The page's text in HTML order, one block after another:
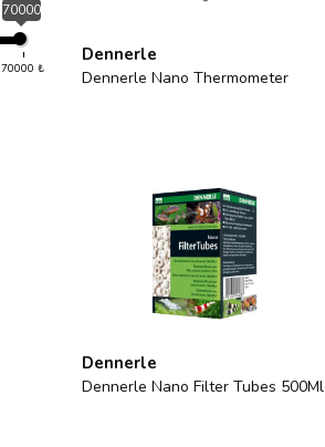
70000
70000 ₺
Dennerle
Dennerle Nano Thermometer
Dennerle
Dennerle Nano Filter Tubes 500Ml